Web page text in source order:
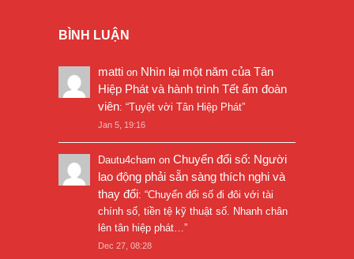
BÌNH LUẬN
matti on Nhìn lại một năm của Tân
Hiệp Phát và hành trình Tết ấm đoàn
viên: “Tuyệt vời Tân Hiệp Phát”
Jan 5, 19:16
Dautu4cham on Chuyển đổi số: Người
lao động phải sẵn sàng thích nghi và
thay đổi: “Chuyển đổi số đi đôi với tài
chính số, tiền tệ kỹ thuật số. Nhanh chân
lên tân hiệp phát…”
Dec 27, 08:28